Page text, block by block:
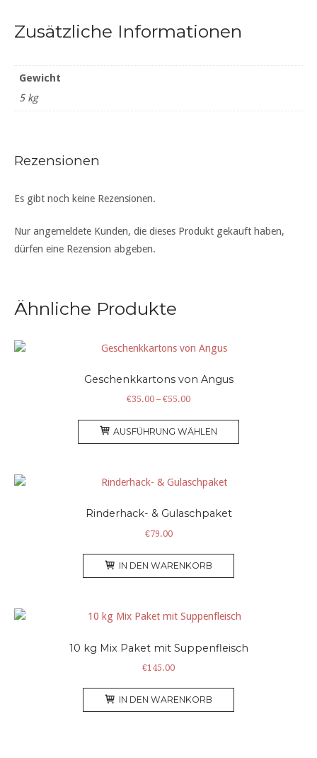
Zusätzliche Informationen
Gewicht
5 kg
Rezensionen
Es gibt noch keine Rezensionen.
Nur angemeldete Kunden, die dieses Produkt gekauft haben,
dürfen eine Rezension abgeben.
Ähnliche Produkte
Geschenkkartons von Angus
€35.00 –€55.00Preisspanne:
bis
AUSFÜHRUNG WÄHLEN
Rinderhack- & Gulaschpaket
€79.00
IN DEN WARENKORB
10 kg Mix Paket mit Suppenfleisch
€145.00
IN DEN WARENKORB